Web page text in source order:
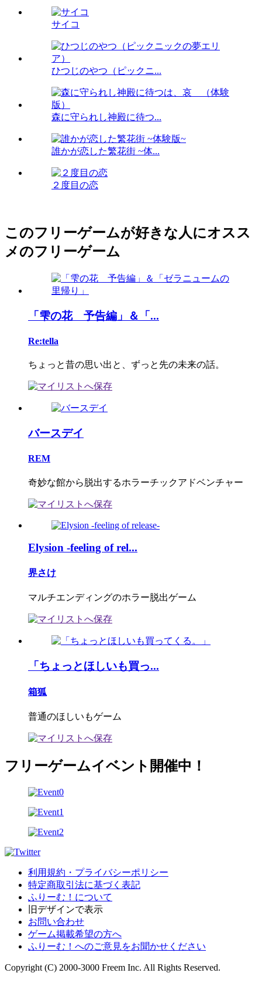
サイコ
ひつじのやつ（ピックニ...
森に守られし神殿に待つ...
誰かが恋した繁花街 ~体...
２度目の恋
このフリーゲームが好きな人にオスス
メのフリーゲーム
「雫の花 予告編」＆「...
Re:tella
ちょっと昔の思い出と、ずっと先の未来の話。
バースデイ
REM
奇妙な館から脱出するホラーチックアドベンチャー
Elysion -feeling of rel...
界さけ
マルチエンディングのホラー脱出ゲーム
「ちょっとほしいも買っ...
箱狐
普通のほしいもゲーム
フリーゲームイベント開催中！
利用規約・プライバシーポリシー
特定商取引法に基づく表記
ふりーむ！について
旧デザインで表示
お問い合わせ
ゲーム掲載希望の方へ
ふりーむ！へのご意見をお聞かせください
Copyright (C) 2000-3000 Freem Inc. All Rights Reserved.